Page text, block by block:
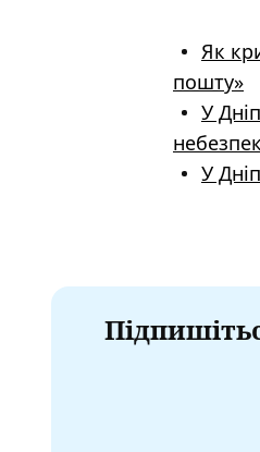
Як
пошту»
У
У